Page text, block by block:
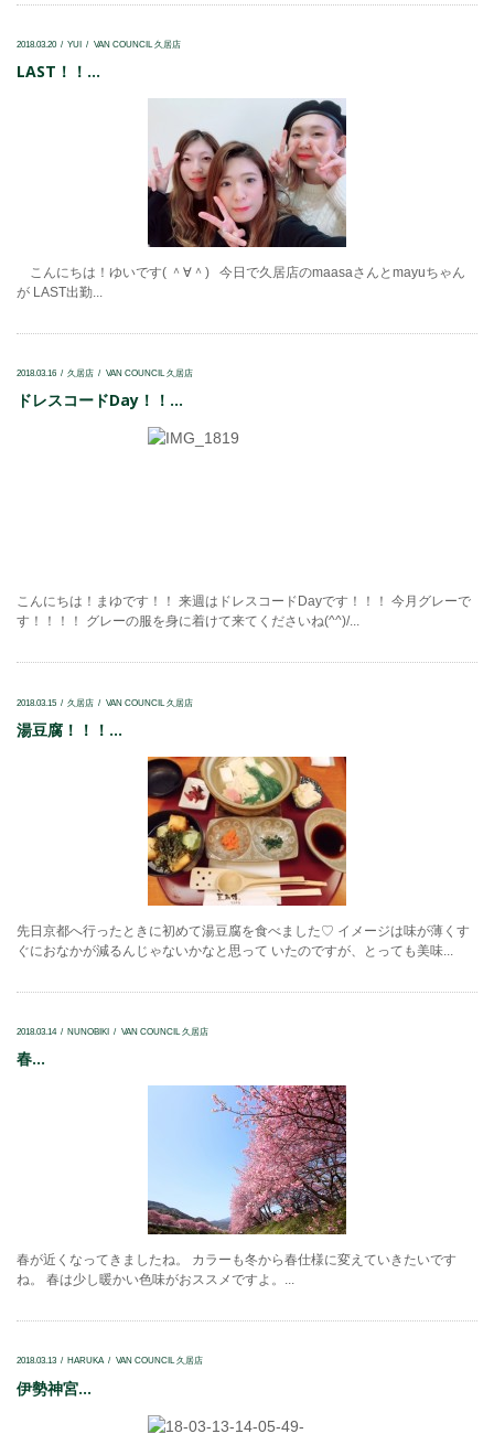
2018.03.20 YUI VAN COUNCIL 久居店
LAST！！...
こんにちは！ゆいです( ＾∀＾) 今日で久居店のmaasaさんとmayuちゃん
が LAST出勤...
2018.03.16 久居店 VAN COUNCIL 久居店
ドレスコードDay！！...
こんにちは！まゆです！！ 来週はドレスコードDayです！！！ 今月グレーで
す！！！！ グレーの服を身に着けて来てくださいね(^^)/...
2018.03.15 久居店 VAN COUNCIL 久居店
湯豆腐！！！...
先日京都へ行ったときに初めて湯豆腐を食べました♡ イメージは味が薄くす
ぐにおなかが減るんじゃないかなと思って いたのですが、とっても美味...
2018.03.14 NUNOBIKI VAN COUNCIL 久居店
春...
春が近くなってきましたね。 カラーも冬から春仕様に変えていきたいです
ね。 春は少し暖かい色味がおススメですよ。...
2018.03.13 HARUKA VAN COUNCIL 久居店
伊勢神宮...